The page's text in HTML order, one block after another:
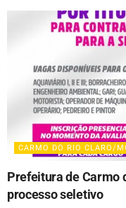
CARMO DO RIO CLARO/
Prefeitura de Carmo
processo seletivo